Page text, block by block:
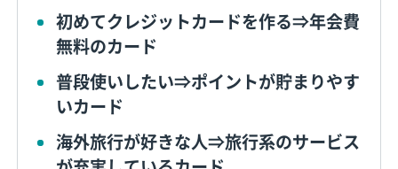
初めてクレジットカードを作る⇒年会費
無料のカード
普段使いしたい⇒ポイントが貯まりやす
いカード
海外旅行が好きな人⇒旅行系のサービス